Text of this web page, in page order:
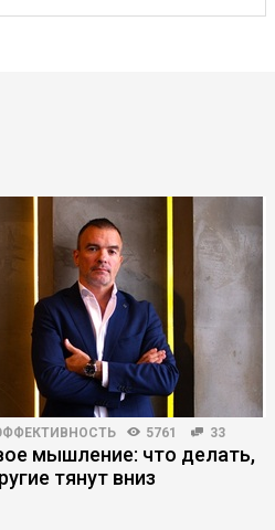
5761 33
мышление: что делать,
тянут вниз